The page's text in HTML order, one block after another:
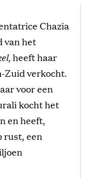
Chazia
van het
, heeft haar
Zuid verkocht.
voor een
kocht het
en heeft,
rust, een